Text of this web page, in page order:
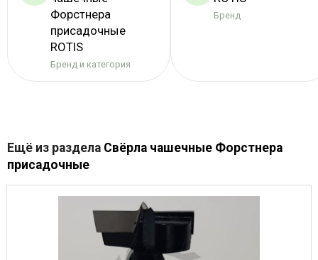
Форстнера
присадочные
ROTIS
Бренд и категория
Бренд
Ещё из раздела Свёрла чашечные Форстнера
присадочные